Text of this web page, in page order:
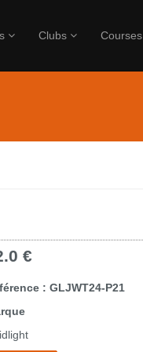
Clubs Courses
€
: GLJWT24-P21